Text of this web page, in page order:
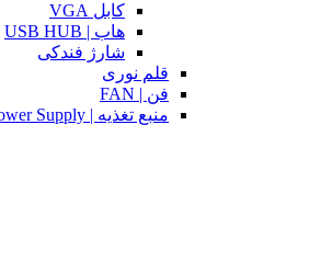
کابل VGA
هاب | USB HUB
شارژ فندکی
قلم نوری
فن | FAN
منبع تغذیه | Power Supply